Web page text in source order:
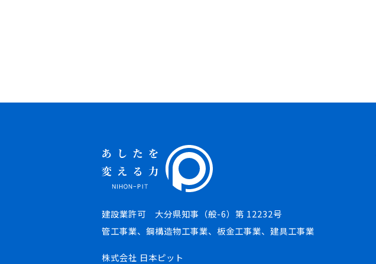
建設業許可 大分県知事（般-6）第 12232号
管工事業、鋼構造物工事業、板金工事業、建具工事業
株式会社 日本ピット